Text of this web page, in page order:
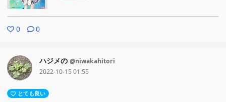
0 0
ハジメの @niwakahitori
2022-10-15 01:55
とても良い